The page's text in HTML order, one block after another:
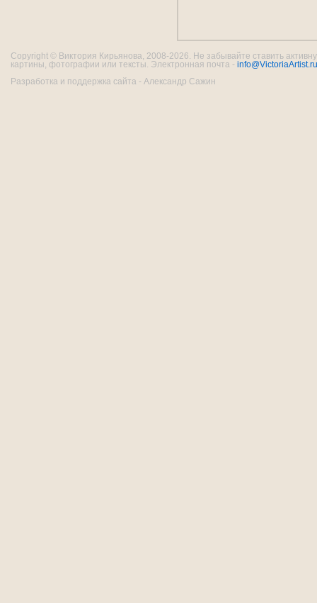
Copyright © Виктория Кирьянова, 2008-2026. Не забывайте ставить
картины, фотографии или тексты. Электронная почта - info@VictoriaArtist.ru
Разработка и поддержка сайта - Александр Сажин